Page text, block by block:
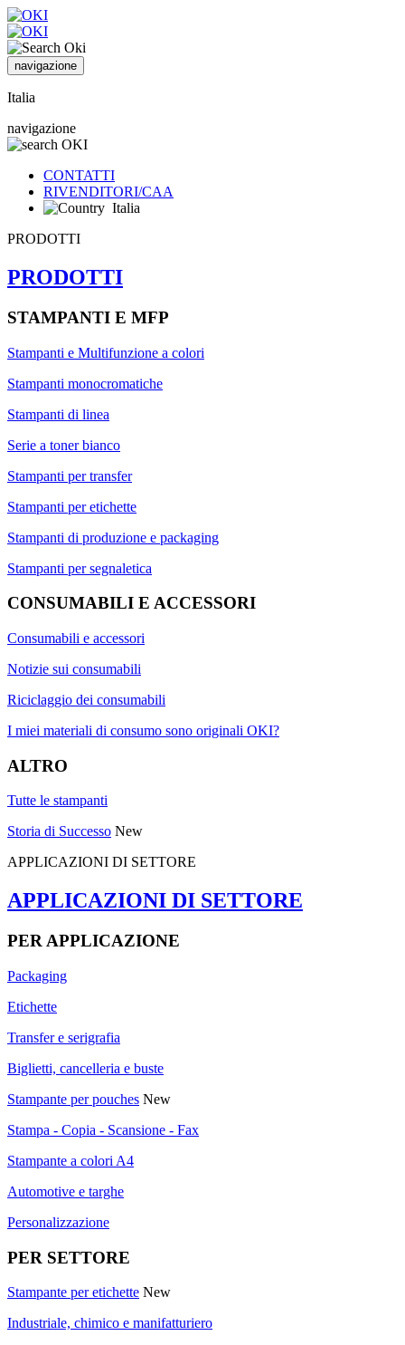
navigazione
Italia
navigazione
CONTATTI
RIVENDITORI/CAA
Italia
PRODOTTI
PRODOTTI
STAMPANTI E MFP
Stampanti e Multifunzione a colori
Stampanti monocromatiche
Stampanti di linea
Serie a toner bianco
Stampanti per transfer
Stampanti per etichette
Stampanti di produzione e packaging
Stampanti per segnaletica
CONSUMABILI E ACCESSORI
Consumabili e accessori
Notizie sui consumabili
Riciclaggio dei consumabili
I miei materiali di consumo sono originali OKI?
ALTRO
Tutte le stampanti
Storia di Successo New
APPLICAZIONI DI SETTORE
APPLICAZIONI DI SETTORE
PER APPLICAZIONE
Packaging
Etichette
Transfer e serigrafia
Biglietti, cancelleria e buste
Stampante per pouches New
Stampa - Copia - Scansione - Fax
Stampante a colori A4
Automotive e targhe
Personalizzazione
PER SETTORE
Stampante per etichette New
Industriale, chimico e manifatturiero